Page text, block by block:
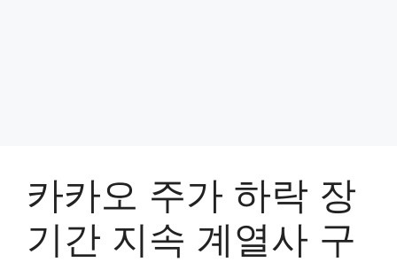
카카오 주가 하락 장
기간 지속 계열사 구